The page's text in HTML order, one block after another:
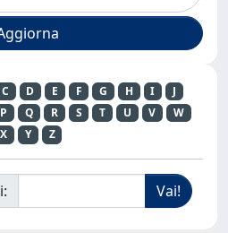
C D E F G H I
J
P Q R S T U V
W
X
Y Z